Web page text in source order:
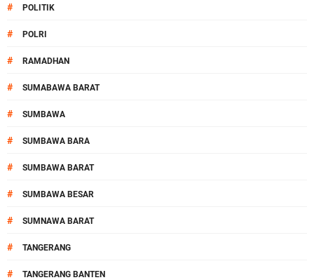
# POLITIK
# POLRI
# RAMADHAN
# SUMABAWA BARAT
# SUMBAWA
# SUMBAWA BARA
# SUMBAWA BARAT
# SUMBAWA BESAR
# SUMNAWA BARAT
# TANGERANG
# TANGERANG BANTEN